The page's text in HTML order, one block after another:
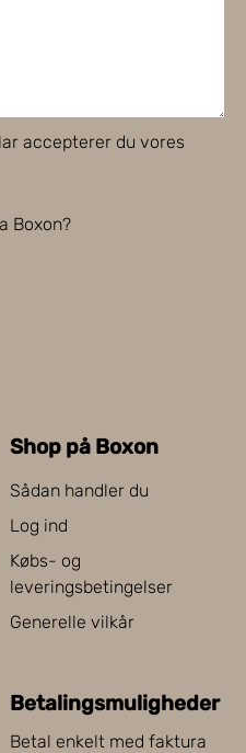
accepterer du vores
Boxon?
Shop på Boxon
Sådan handler du
Log ind
Købs- og
leveringsbetingelser
Generelle vilkår
Betalingsmuligheder
Betal enkelt med faktura